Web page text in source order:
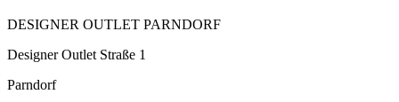
DESIGNER OUTLET PARNDORF
Designer Outlet Straße 1
Parndorf